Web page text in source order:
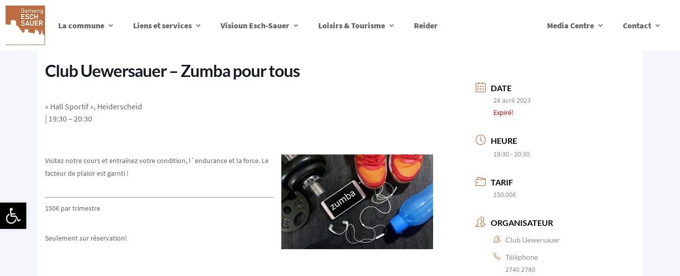
La commune Liens et services Visioun Esch-Sauer Loisirs & Tourisme Reider Media Centre Contact
Club Uewersauer – Zumba pour tous
« Hall Sportif », Heiderscheid
| 19:30 – 20:30
Visitez notre cours et entraînez votre condition, l´endurance et la force. Le
facteur de plaisir est garnti !
150€ par trimestre
Seulement sur réservation!
DATE
24 avril 2023
Expiré!
HEURE
19:30 - 20:30
TARIF
150.00€
ORGANISATEUR
Club Uewersauer
Téléphone
2740 2780
Ouvrir la barre d’outils